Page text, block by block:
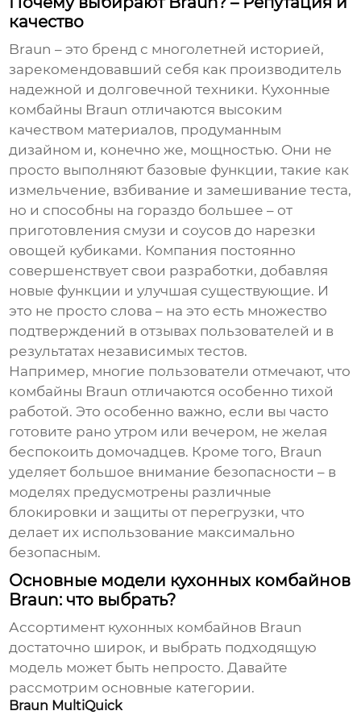
качество
Braun – это бренд с многолетней историей,
зарекомендовавший себя как производитель
надежной и долговечной техники. Кухонные
комбайны Braun отличаются высоким
качеством материалов, продуманным
дизайном и, конечно же, мощностью. Они не
просто выполняют базовые функции, такие как
измельчение, взбивание и замешивание теста,
но и способны на гораздо большее – от
приготовления смузи и соусов до нарезки
овощей кубиками. Компания постоянно
совершенствует свои разработки, добавляя
новые функции и улучшая существующие. И
это не просто слова – на это есть множество
подтверждений в отзывах пользователей и в
результатах независимых тестов.
Например, многие пользователи отмечают, что
комбайны Braun отличаются особенно тихой
работой. Это особенно важно, если вы часто
готовите рано утром или вечером, не желая
беспокоить домочадцев. Кроме того, Braun
уделяет большое внимание безопасности – в
моделях предусмотрены различные
блокировки и защиты от перегрузки, что
делает их использование максимально
безопасным.
Основные модели кухонных комбайнов
Braun: что выбрать?
Ассортимент кухонных комбайнов Braun
достаточно широк, и выбрать подходящую
модель может быть непросто. Давайте
рассмотрим основные категории.
Braun MultiQuick